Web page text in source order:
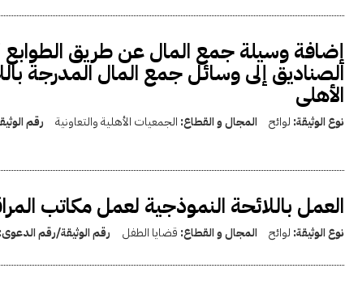
إضافة وسيلة جمع المال عن طريق الطوابع
الصناديق إلى وسائل جمع المال المدرجة
الأهلى
نوع الوثيقة: لوائح المجال و القطاع: الجمعيات الأهلية والتعاونية رقم
العمل باللائحة النموذجية لعمل مكاتب
نوع الوثيقة: لوائح المجال و القطاع: قضايا الطفل رقم الوثيقة/رقم الدعوى: